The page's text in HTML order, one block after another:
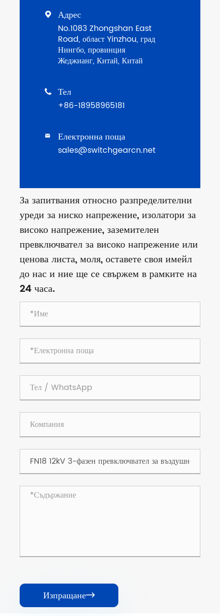
 Адрес
No.1083 Zhongshan East
Road, област Yinzhou, град
Нингбо, провинция
Жеджианг, Китай, Китай
 Тел
+86-18958965181
 Електронна поща
sales@switchgearcn.net
За запитвания относно разпределителни
уреди за ниско напрежение, изолатори за
високо напрежение, заземителен
превключвател за високо напрежение или
ценова листа, моля, оставете своя имейл
до нас и ние ще се свържем в рамките на
24 часа.
Изпращане